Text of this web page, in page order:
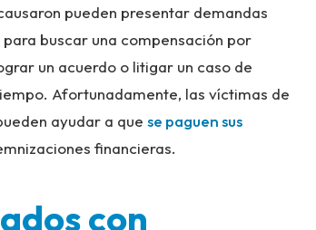
pueden presentar demandas
buscar una compensación por
un acuerdo o litigar un caso de
Afortunadamente, las víctimas de
ayudar a que se paguen sus
financieras.
con